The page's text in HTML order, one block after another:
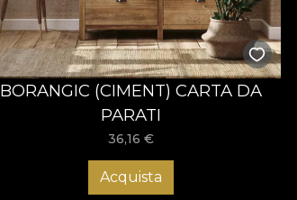
BORANGIC (CIMENT) CARTA DA
PARATI
36,16 €
Acquista